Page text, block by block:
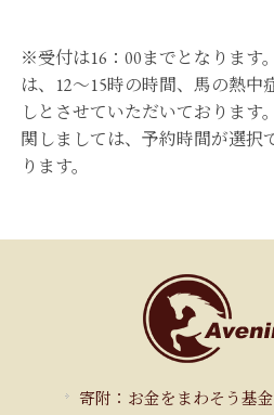
※受付は16：00までとなります
は、12～15時の時間、馬の熱中
しとさせていただいております
関しましては、予約時間が選択
ります。
寄附：お金をまわそう基金